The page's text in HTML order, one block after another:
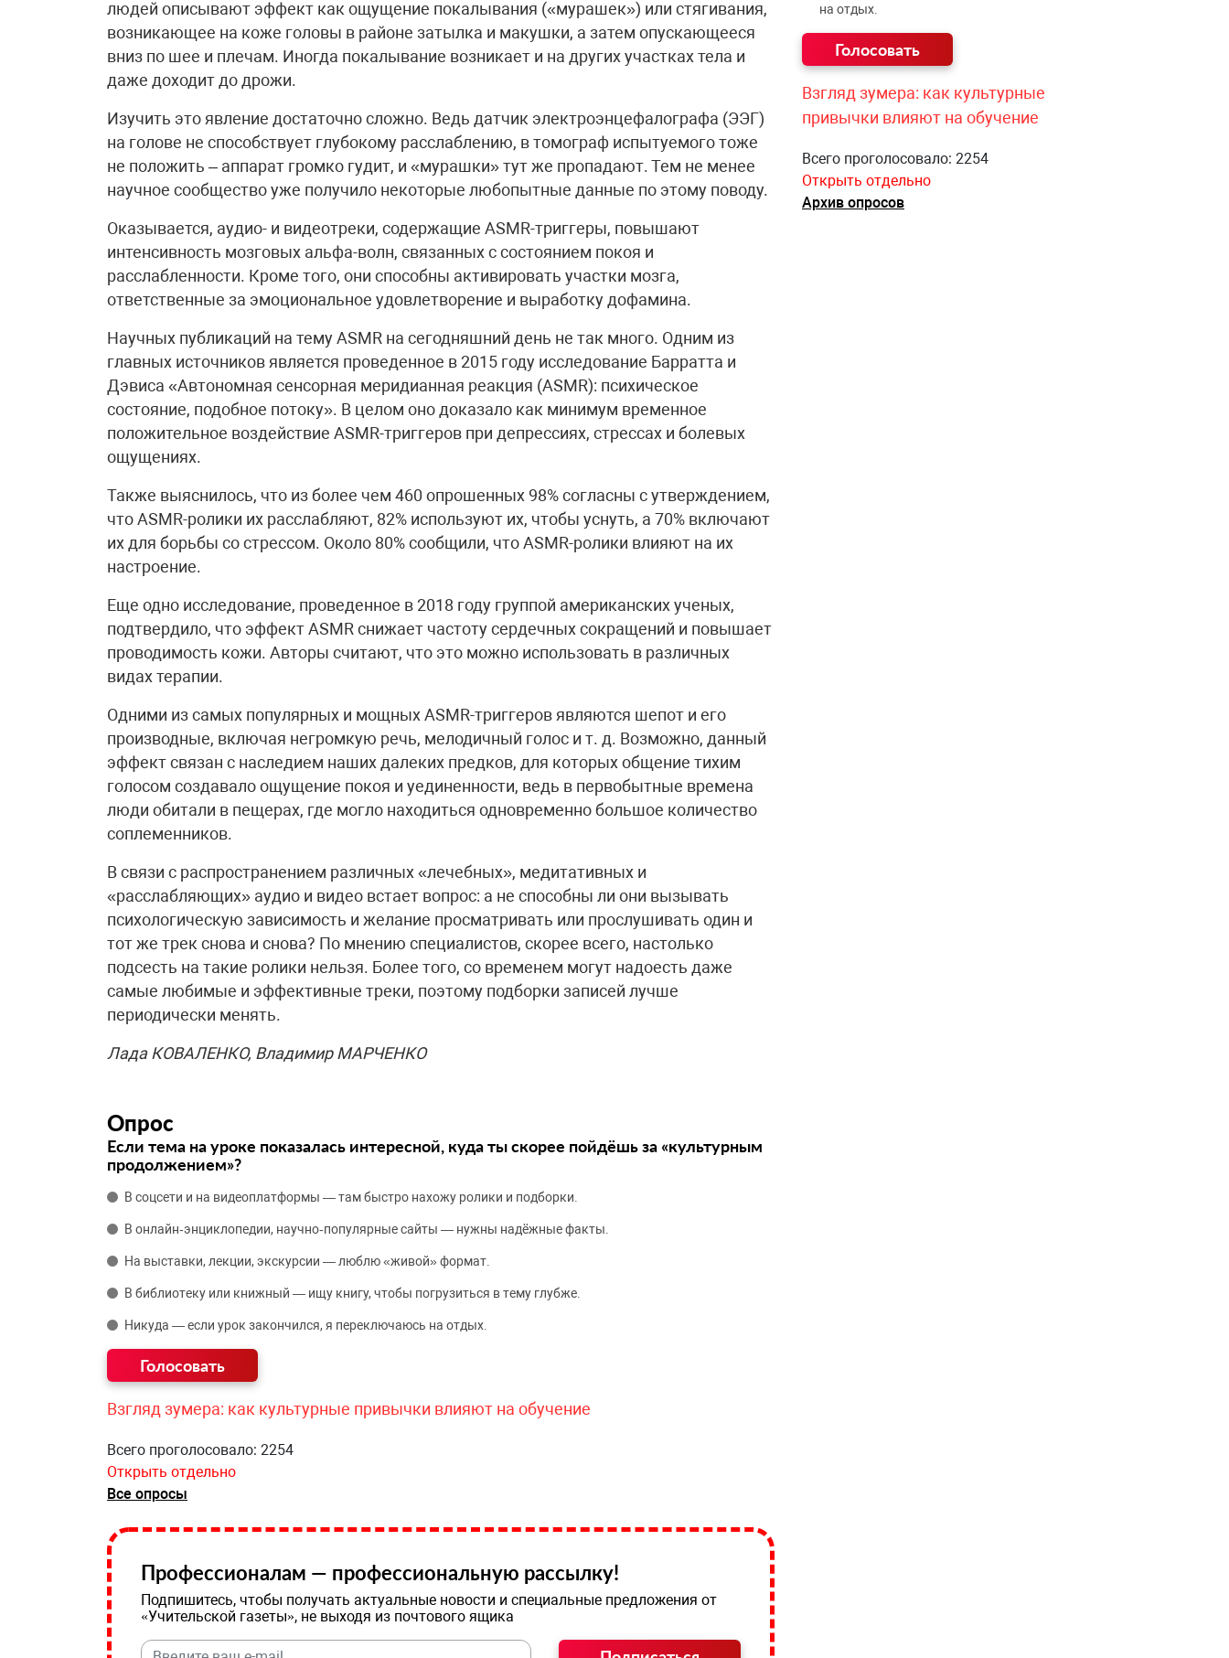
людей описывают эффект как ощущение покалывания («мурашек») или стягивания,
возникающее на коже головы в районе затылка и макушки, а затем опускающееся
вниз по шее и плечам. Иногда покалывание возникает и на других участках тела и
даже доходит до дрожи.
Изучить это явление достаточно сложно. Ведь датчик электроэнцефалографа (ЭЭГ)
на голове не способствует глубокому расслаблению, в томограф испытуемого тоже
не положить – аппарат громко гудит, и «мурашки» тут же пропадают. Тем не менее
научное сообщество уже получило некоторые любопытные данные по этому поводу.
Оказывается, аудио- и видеотреки, содержащие ASMR-триггеры, повышают
интенсивность мозговых альфа-волн, связанных с состоянием покоя и
расслабленности. Кроме того, они способны активировать участки мозга,
ответственные за эмоциональное удовлетворение и выработку дофамина.
Научных публикаций на тему ASMR на сегодняшний день не так много. Одним из
главных источников является проведенное в 2015 году исследование Барратта и
Дэвиса «Автономная сенсорная меридианная реакция (ASMR): психическое
состояние, подобное потоку». В целом оно доказало как минимум временное
положительное воздействие ASMR-триггеров при депрессиях, стрессах и болевых
ощущениях.
Также выяснилось, что из более чем 460 опрошенных 98% согласны с утверждением,
что ASMR-ролики их расслабляют, 82% используют их, чтобы уснуть, а 70% включают
их для борьбы со стрессом. Около 80% сообщили, что ASMR-ролики влияют на их
настроение.
Еще одно исследование, проведенное в 2018 году группой американских ученых,
подтвердило, что эффект ASMR снижает частоту сердечных сокращений и повышает
проводимость кожи. Авторы считают, что это можно использовать в различных
видах терапии.
Одними из самых популярных и мощных ASMR-триггеров являются шепот и его
производные, включая негромкую речь, мелодичный голос и т. д. Возможно, данный
эффект связан с наследием наших далеких предков, для которых общение тихим
голосом создавало ощущение покоя и уединенности, ведь в первобытные времена
люди обитали в пещерах, где могло находиться одновременно большое количество
соплеменников.
В связи с распространением различных «лечебных», медитативных и
«расслабляющих» аудио и видео встает вопрос: а не способны ли они вызывать
психологическую зависимость и желание просматривать или прослушивать один и
тот же трек снова и снова? По мнению специалистов, скорее всего, настолько
подсесть на такие ролики нельзя. Более того, со временем могут надоесть даже
самые любимые и эффективные треки, поэтому подборки записей лучше
периодически менять.
Лада КОВАЛЕНКО, Владимир МАРЧЕНКО
Опрос
Если тема на уроке показалась интересной, куда ты скорее пойдёшь за «культурным
продолжением»?
В соцсети и на видеоплатформы — там быстро нахожу ролики и подборки.
В онлайн‑энциклопедии, научно‑популярные сайты — нужны надёжные факты.
На выставки, лекции, экскурсии — люблю «живой» формат.
В библиотеку или книжный — ищу книгу, чтобы погрузиться в тему глубже.
Никуда — если урок закончился, я переключаюсь на отдых.
Взгляд зумера: как культурные привычки влияют на обучение
Всего проголосовало: 2254
Открыть отдельно
Все опросы
Профессионалам — профессиональную рассылку!
Подпишитесь, чтобы получать актуальные новости и специальные предложения от
«Учительской газеты», не выходя из почтового ящика
на отдых.
Взгляд зумера: как культурные
привычки влияют на обучение
Всего проголосовало: 2254
Открыть отдельно
Архив опросов